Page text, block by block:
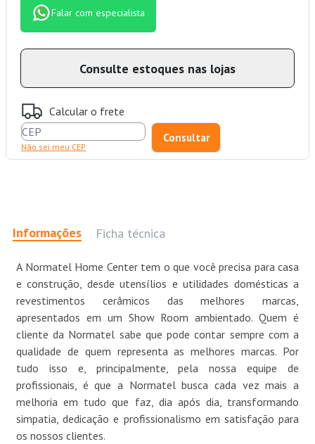
Falar com especialista
Consulte estoques nas lojas
Calcular o frete
Não sei meu CEP
Informações Ficha técnica
A Normatel Home Center tem o que você precisa para casa
e construção, desde utensílios e utilidades domésticas a
revestimentos cerâmicos das melhores marcas,
apresentados em um Show Room ambientado. Quem é
cliente da Normatel sabe que pode contar sempre com a
qualidade de quem representa as melhores marcas. Por
tudo isso e, principalmente, pela nossa equipe de
profissionais, é que a Normatel busca cada vez mais a
melhoria em tudo que faz, dia após dia, transformando
simpatia, dedicação e profissionalismo em satisfação para
os nossos clientes.